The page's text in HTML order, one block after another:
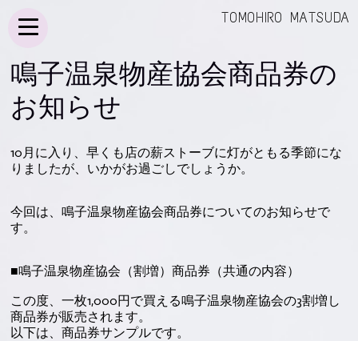
TOMOHIRO MATSUDA
鳴子温泉物産協会商品券の
お知らせ
10月に入り、早くも店の薪ストーブに灯がともる季節にな
りましたが、いかがお過ごしでしょうか。
今回は、鳴子温泉物産協会商品券についてのお知らせで
す。
■鳴子温泉物産協会（割増）商品券（共通の内容）
この度、一枚1,000円で買える鳴子温泉物産協会の3割増し
商品券が販売されます。
以下は、商品券サンプルです。